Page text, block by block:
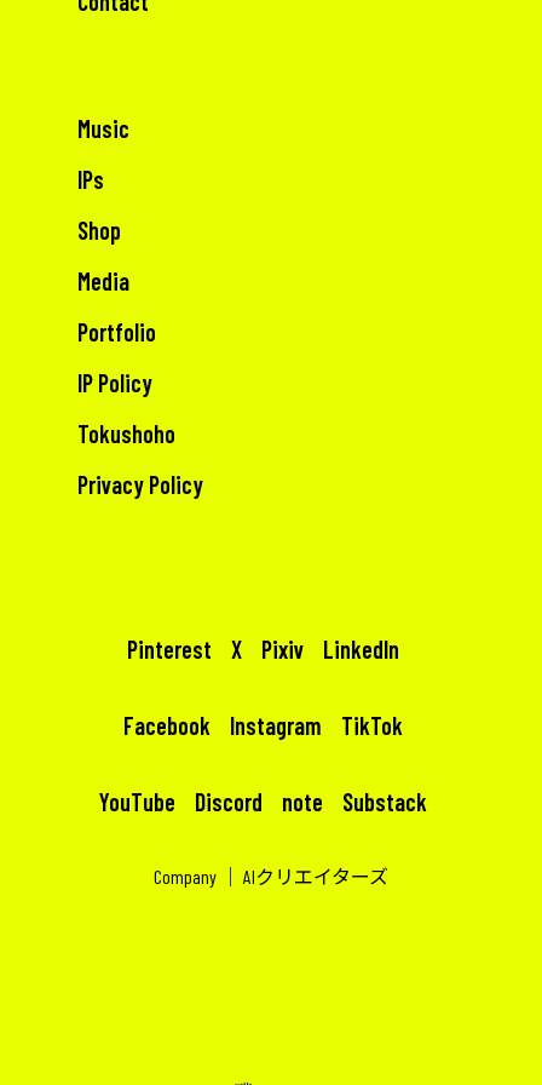
Music
IPs
Shop
Media
Portfolio
IP Policy
Tokushoho
Privacy Policy
Pinterest X Pixiv LinkedIn
Facebook Instagram TikTok
YouTube Discord note Substack
Company AIクリエイターズ